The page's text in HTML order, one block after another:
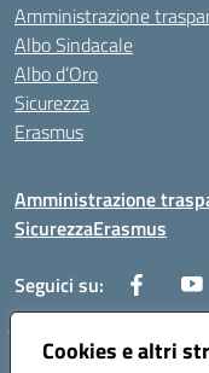
Cookies e altri
Amministrazione
Albo Sindacale
Albo d’Oro
Sicurezza
Erasmus
Amministrazione
SicurezzaErasmus
Seguici su: